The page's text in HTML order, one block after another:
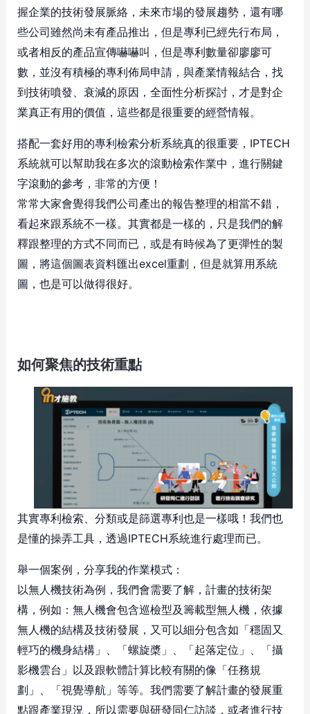
握企業的技術發展脈絡，未來市場的發展趨勢，還有哪
些公司雖然尚未有產品推出，但是專利已經先行布局，
或者相反的產品宣傳嚇嚇叫，但是專利數量卻廖廖可
數，並沒有積極的專利佈局申請，與產業情報結合，找
到技術噴發、衰減的原因，全面性分析探討，才是對企
業真正有用的價值，這些都是很重要的經營情報。
搭配一套好用的專利檢索分析系統真的很重要，IPTECH
系統就可以幫助我在多次的滾動檢索作業中，進行關鍵
字滾動的參考，非常的方便！
常常大家會覺得我們公司產出的報告整理的相當不錯，
看起來跟系統不一樣。其實都是一樣的，只是我們的解
釋跟整理的方式不同而已，或是有時候為了更彈性的製
圖，將這個圖表資料匯出excel重劃，但是就算用系統
圖，也是可以做得很好。
如何聚焦的技術重點
其實專利檢索、分類或是篩選專利也是一樣哦！我們也
是懂的操弄工具，透過IPTECH系統進行處理而已。
舉一個案例，分享我的作業模式：
以無人機技術為例，我們會需要了解，計畫的技術架
構，例如：無人機會包含巡檢型及籌載型無人機，依據
無人機的結構及技術發展，又可以細分包含如「穩固又
輕巧的機身結構」、「螺旋槳」、「起落定位」、「攝
影機雲台」以及跟軟體計算比較有關的像「任務規
劃」、「視覺導航」等等。我們需要了解計畫的發展重
點跟產業現況，所以需要與研發同仁訪談，或者進行技